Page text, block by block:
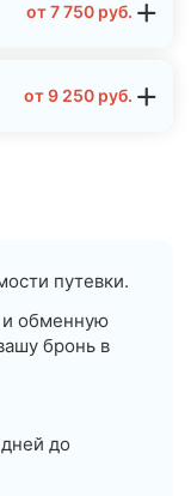
от7 750 руб.
от9 250 руб.
путевки.
и обменную
бронь в
до